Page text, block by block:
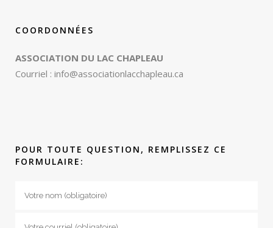
COORDONNÉES
ASSOCIATION DU LAC CHAPLEAU
Courriel : info@associationlacchapleau.ca
POUR TOUTE QUESTION, REMPLISSEZ CE
FORMULAIRE: